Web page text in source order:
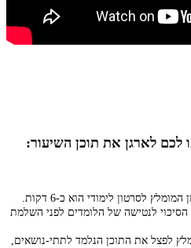
לכם לארגן את תוכן השיעור:
– הזמן המומלץ לסרטון לימודי הוא כ-6 דקות.
הסיכוי לנטישה של הלומדים לפני השלמת
לפצל את התוכן הנלמד לתתי-נושאים,